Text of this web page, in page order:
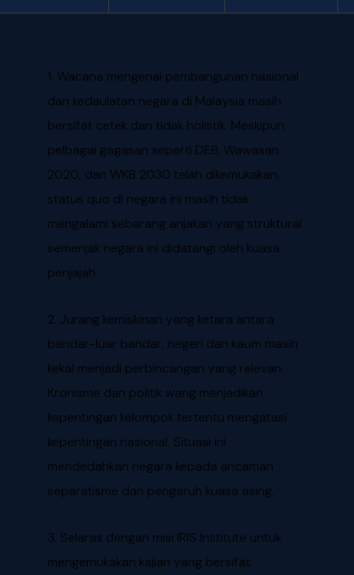
1. Wacana mengenai pembangunan nasional
dan kedaulatan negara di Malaysia masih
bersifat cetek dan tidak holistik. Meskipun
pelbagai gagasan seperti DEB, Wawasan
2020, dan WKB 2030 telah dikemukakan,
status quo di negara ini masih tidak
mengalami sebarang anjakan yang struktural
semenjak negara ini didatangi oleh kuasa
penjajah.
2. Jurang kemiskinan yang ketara antara
bandar-luar bandar, negeri dan kaum masih
kekal menjadi perbincangan yang relevan.
Kronisme dan politik wang menjadikan
kepentingan kelompok tertentu mengatasi
kepentingan nasional. Situasi ini
mendedahkan negara kepada ancaman
separatisme dan pengaruh kuasa asing.
3. Selaras dengan misi IRIS Institute untuk
mengemukakan kajian yang bersifat